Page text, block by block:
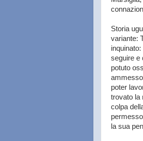
Storia
variante:
seguire e
potuto
poter
trovato la
colpa
la sua